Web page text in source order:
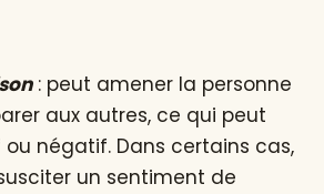
: peut amener la personne
aux autres, ce qui peut
négatif. Dans certains cas,
un sentiment de